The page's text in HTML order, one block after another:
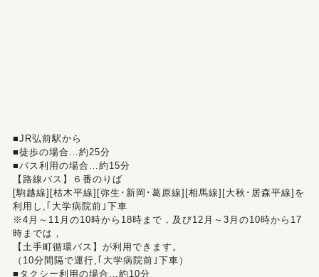
■JR弘前駅から
■徒歩の場合…約25分
■バス利用の場合…約15分
【路線バス】６番のりば
[駒越線][枯木平線][弥生･新岡･葛原線][相馬線][大秋･居森平線]を
利用し,｢大学病院前｣下車
※4月～11月の10時から18時まで，及び12月～3月の10時から17
時までは，
【土手町循環バス】が利用できます。
（10分間隔で運行,｢大学病院前｣下車）
■タクシー利用の場合…約10分